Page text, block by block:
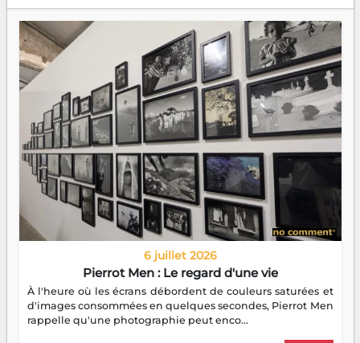
6 juillet 2026
Pierrot Men : Le regard d'une vie
À l'heure où les écrans débordent de couleurs saturées et
d'images consommées en quelques secondes, Pierrot Men
rappelle qu'une photographie peut enco...